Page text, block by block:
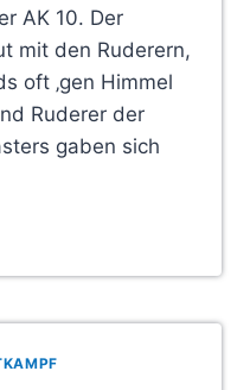
AK 10. Der
mit den Ruderern,
oft ‚gen Himmel
Ruderer der
gaben sich